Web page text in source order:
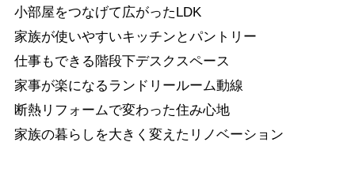
小部屋をつなげて広がったLDK
家族が使いやすいキッチンとパントリー
仕事もできる階段下デスクスペース
家事が楽になるランドリールーム動線
断熱リフォームで変わった住み心地
家族の暮らしを大きく変えたリノベーション